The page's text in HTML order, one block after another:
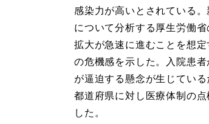
感染力が高いとされている
について分析する厚生労働
拡大が急速に進むことを想
の危機感を示した。入院患
が逼迫する懸念が生じてい
都道府県に対し医療体制の
した。